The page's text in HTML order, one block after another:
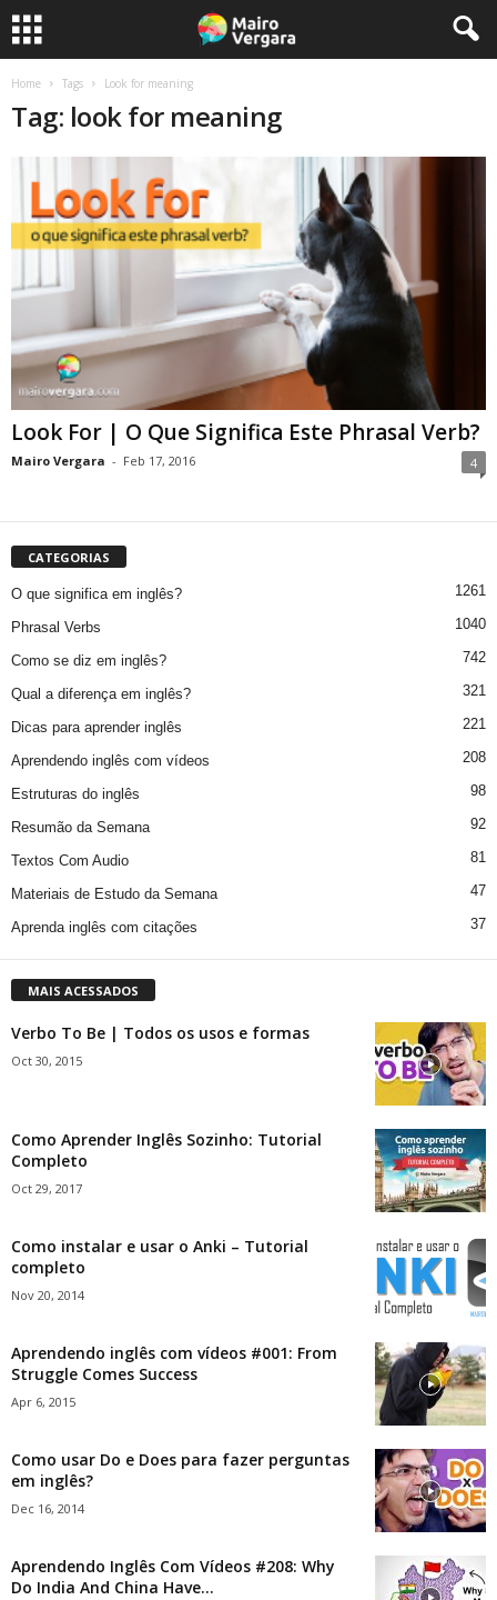
Home Tags Look for meaning
Tag: look for meaning
Look For | O Que Significa Este Phrasal Verb?
Mairo Vergara - Feb 17, 2016 4
CATEGORIAS
O que significa em inglês? 1261
Phrasal Verbs 1040
Como se diz em inglês? 742
Qual a diferença em inglês? 321
Dicas para aprender inglês 221
Aprendendo inglês com vídeos 208
Estruturas do inglês 98
Resumão da Semana 92
Textos Com Audio 81
Materiais de Estudo da Semana 47
Aprenda inglês com citações 37
MAIS ACESSADOS
Verbo To Be | Todos os usos e formas
Oct 30, 2015
Como Aprender Inglês Sozinho: Tutorial
Completo
Oct 29, 2017
Como instalar e usar o Anki – Tutorial
completo
Nov 20, 2014
Aprendendo inglês com vídeos #001: From
Struggle Comes Success
Apr 6, 2015
Como usar Do e Does para fazer perguntas
em inglês?
Dec 16, 2014
Aprendendo Inglês Com Vídeos #208: Why
Do India And China Have...